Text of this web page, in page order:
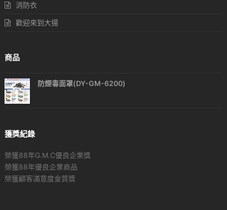
消防衣
歡迎來到大揚
商品
防煙毒面罩(DY-GM-6200)
獲獎紀錄
榮獲88年G.M.C優良企業獎
榮獲88年優良企業商品
榮獲顧客滿意度金質獎